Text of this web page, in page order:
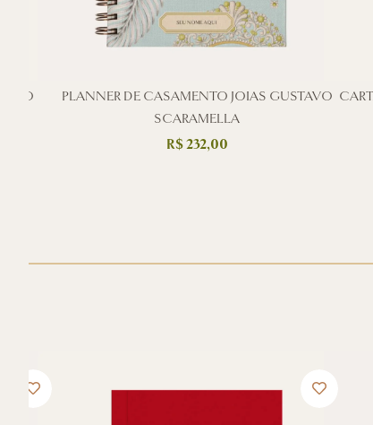
PLANNER DE CASAMENTO JOIAS GUSTAVO
SCARAMELLA
R$232,00